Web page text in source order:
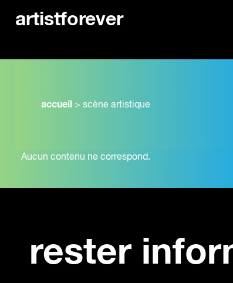
artistforever
accueil > scène artistique
Aucun contenu ne correspond.
rester